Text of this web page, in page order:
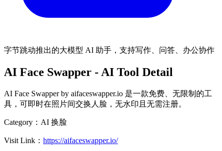
字节跳动推出的大模型 AI 助手，支持写作、问答、办公协作
AI Face Swapper - AI Tool Detail
AI Face Swapper by aifaceswapper.io 是一款免费、无限制的工
具，可即时在照片间交换人脸，无水印且无需注册。
Category： AI 换脸
Visit Link： https://aifaceswapper.io/